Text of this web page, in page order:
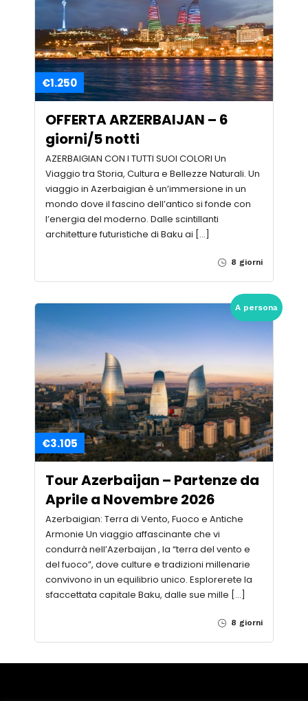
€1.250
OFFERTA ARZERBAIJAN – 6
giorni/5 notti
AZERBAIGIAN CON I TUTTI SUOI COLORI Un
Viaggio tra Storia, Cultura e Bellezze Naturali. Un
viaggio in Azerbaigian è un’immersione in un
mondo dove il fascino dell’antico si fonde con
l’energia del moderno. Dalle scintillanti
architetture futuristiche di Baku ai […]
8 giorni
A persona
€3.105
Tour Azerbaijan – Partenze da
Aprile a Novembre 2026
Azerbaigian: Terra di Vento, Fuoco e Antiche
Armonie Un viaggio affascinante che vi
condurrà nell’Azerbaijan , la “terra del vento e
del fuoco”, dove culture e tradizioni millenarie
convivono in un equilibrio unico. Esplorerete la
sfaccettata capitale Baku, dalle sue mille […]
8 giorni